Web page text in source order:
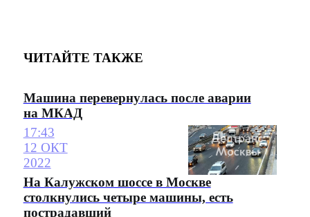
ЧИТАЙТЕ ТАКЖЕ
Машина перевернулась после аварии
на МКАД
17:43
12 ОКТ
2022
На Калужском шоссе в Москве
столкнулись четыре машины, есть
пострадавший